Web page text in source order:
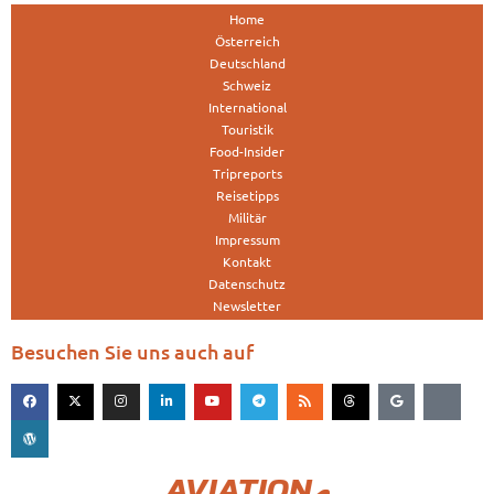
Home
Österreich
Deutschland
Schweiz
International
Touristik
Food-Insider
Tripreports
Reisetipps
Militär
Impressum
Kontakt
Datenschutz
Newsletter
Besuchen Sie uns auch auf